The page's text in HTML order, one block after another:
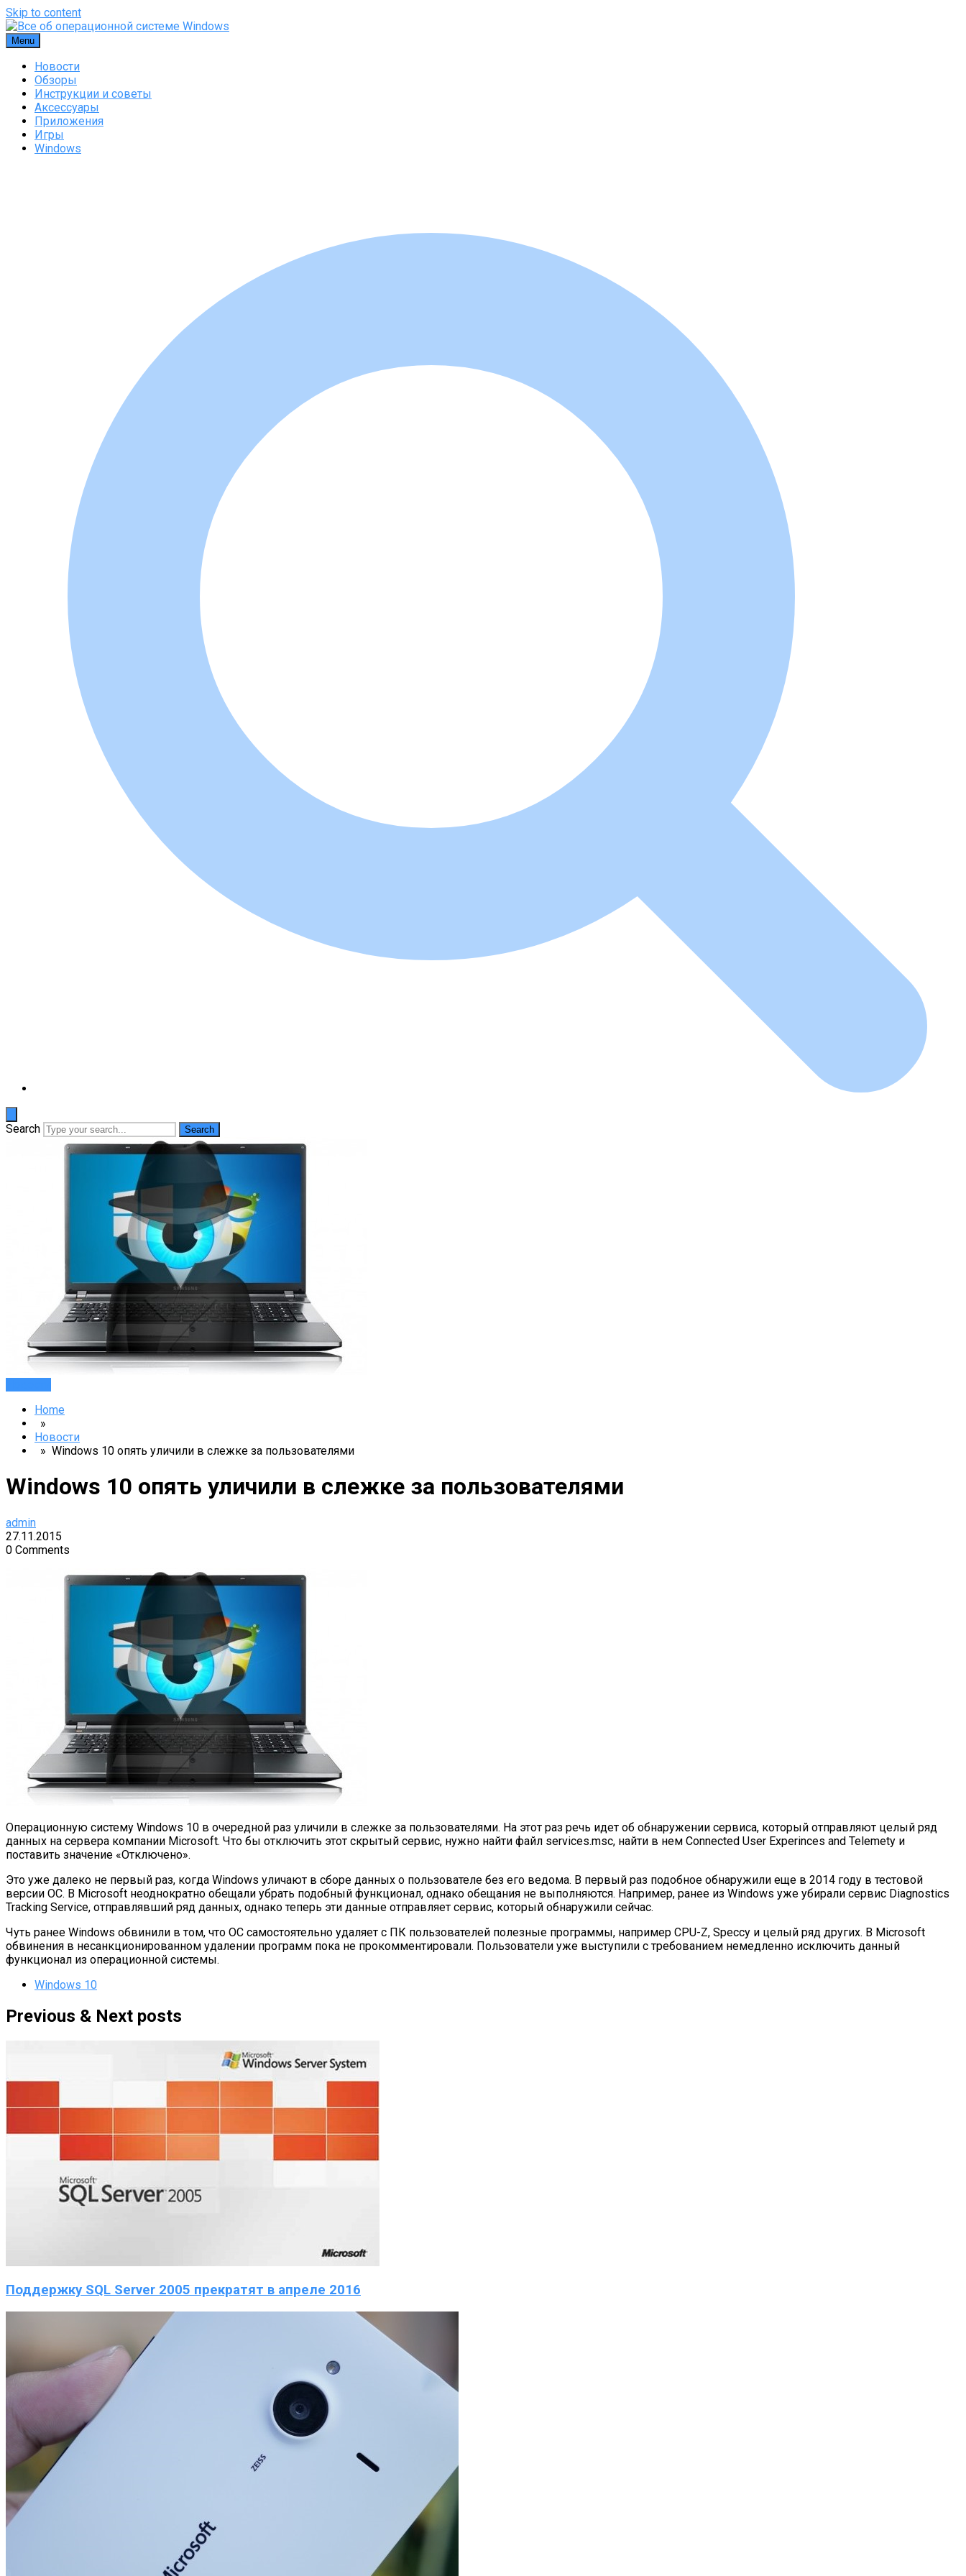
Skip to content
Menu
Новости
Обзоры
Инструкции и советы
Аксессуары
Приложения
Игры
Windows
Search
Home
»
Новости
» Windows 10 опять уличили в слежке за пользователями
Windows 10 опять уличили в слежке за пользователями
admin
27.11.2015
0 Comments
Операционную систему Windows 10 в очередной раз уличили в слежке за пользователями. На этот раз речь идет об обнаружении сервиса, который отправляют целый ряд
данных на сервера компании Microsoft. Что бы отключить этот скрытый сервис, нужно найти файл services.msc, найти в нем Connected User Experinces and Telemety и
поставить значение «Отключено».
Это уже далеко не первый раз, когда Windows уличают в сборе данных о пользователе без его ведома. В первый раз подобное обнаружили еще в 2014 году в тестовой
версии ОС. В Microsoft неоднократно обещали убрать подобный функционал, однако обещания не выполняются. Например, ранее из Windows уже убирали сервис Diagnostics
Tracking Service, отправлявший ряд данных, однако теперь эти данные отправляет сервис, который обнаружили сейчас.
Чуть ранее Windows обвинили в том, что ОС самостоятельно удаляет с ПК пользователей полезные программы, например CPU-Z, Speccy и целый ряд других. В Microsoft
обвинения в несанкционированном удалении программ пока не прокомментировали. Пользователи уже выступили с требованием немедленно исключить данный
функционал из операционной системы.
Windows 10
Previous & Next posts
Поддержку SQL Server 2005 прекратят в апреле 2016